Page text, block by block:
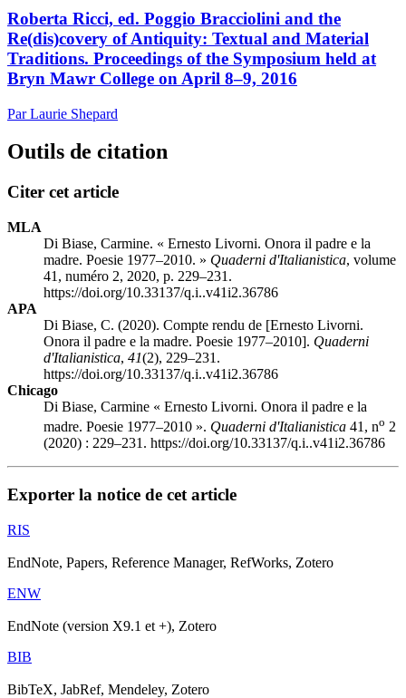
Roberta Ricci, ed. Poggio Bracciolini and the
Re(dis)covery of Antiquity: Textual and Material
Traditions. Proceedings of the Symposium held at
Bryn Mawr College on April 8–9, 2016
Par Laurie Shepard
Outils de citation
Citer cet article
MLA
Di Biase, Carmine. « Ernesto Livorni. Onora il padre e la
madre. Poesie 1977–2010. » Quaderni d'Italianistica, volume
41, numéro 2, 2020, p. 229–231.
https://doi.org/10.33137/q.i..v41i2.36786
APA
Di Biase, C. (2020). Compte rendu de [Ernesto Livorni.
Onora il padre e la madre. Poesie 1977–2010]. Quaderni
d'Italianistica, 41(2), 229–231.
https://doi.org/10.33137/q.i..v41i2.36786
Chicago
Di Biase, Carmine « Ernesto Livorni. Onora il padre e la
madre. Poesie 1977–2010 ». Quaderni d'Italianistica 41, no 2
(2020) : 229–231. https://doi.org/10.33137/q.i..v41i2.36786
Exporter la notice de cet article
RIS
EndNote, Papers, Reference Manager, RefWorks, Zotero
ENW
EndNote (version X9.1 et +), Zotero
BIB
BibTeX, JabRef, Mendeley, Zotero